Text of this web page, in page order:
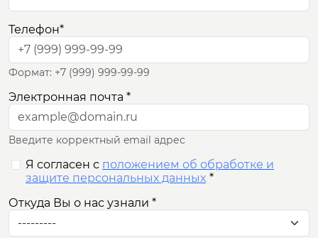
ОБРАЗОВАНИЕ
НАУКА
INTERNATIONAL
ДОПОЛНИТЕЛЬНОЕ
ОБРАЗОВАНИЕ
Телефон*
Формат: +7 (999) 999-99-99
Электронная почта *
Введите корректный email адрес
Я согласен с положением об обработке и
защите персональных данных *
Откуда Вы о нас узнали *